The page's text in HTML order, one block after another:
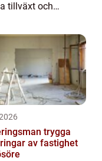
tillväxt och
trygga
av fastighet